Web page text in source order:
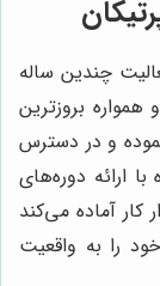
چندین ساله
بروزترین
نموده و در دسترس
ارائه دوره‌های
کار آماده می‌کند
را به واقعیت